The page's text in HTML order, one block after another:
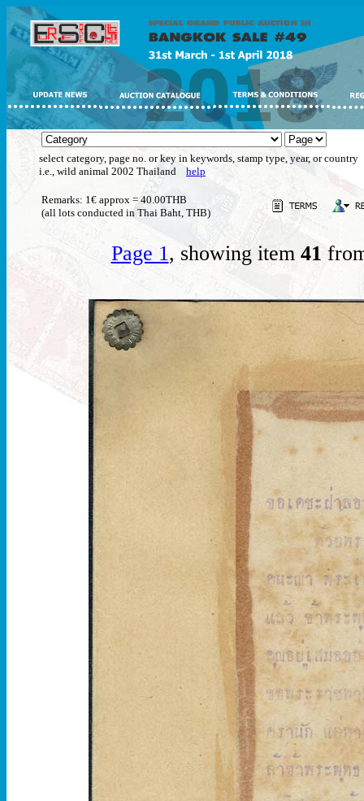
select category, page no. or key in keywords, stamp type, year, or country
i.e., wild animal 2002 Thailand help
Remarks: 1€ approx = 40.00THB
(all lots conducted in Thai Baht, THB)
Page 1, showing item 41